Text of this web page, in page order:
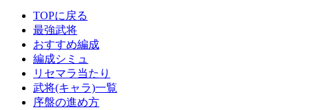
TOPに戻る
最強武将
おすすめ編成
編成シミュ
リセマラ当たり
武将(キャラ)一覧
序盤の進め方